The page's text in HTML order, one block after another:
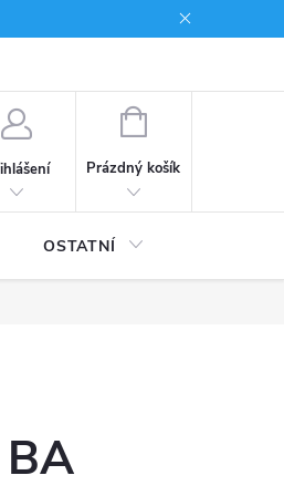
NÁKUPNÍ
Prázdný košík
OSTATNÍ